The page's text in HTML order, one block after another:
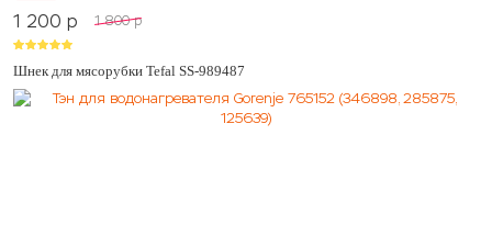
1 200 p 1 800 p
Шнек для мясорубки Tefal SS-989487